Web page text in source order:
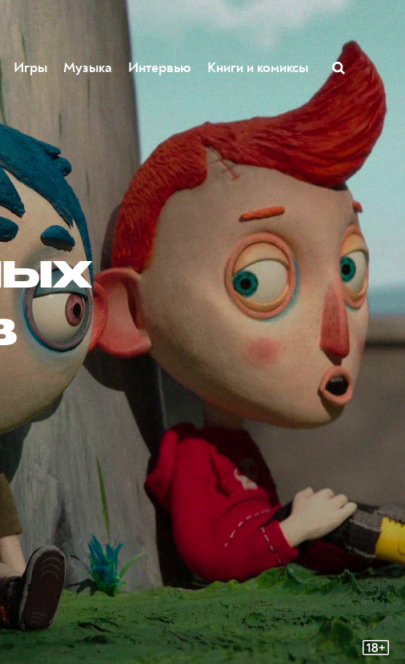
Игры Музыка Интервью Книги и комиксы